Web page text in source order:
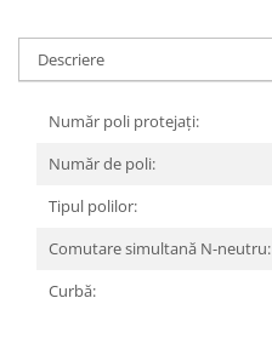
Descriere
Număr poli protejați:
Număr de poli:
Tipul polilor:
Comutare simultană N-neutru:
Curbă: